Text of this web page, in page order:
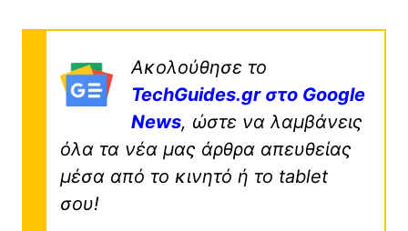
Ακολούθησε το
TechGuides.gr στο Google
News, ώστε να λαμβάνεις
όλα τα νέα μας άρθρα απευθείας
μέσα από το κινητό ή το tablet
σου!